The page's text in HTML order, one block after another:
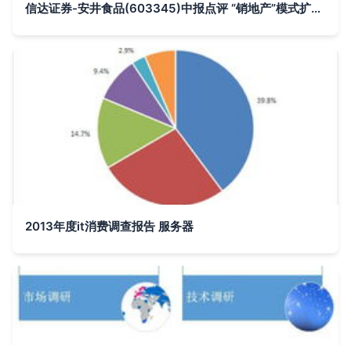
信达证券-安井食品(603345)中报点评 “销地产”模式扩张，抓住弱势市场的增长机遇
2013年度it消费调查报告 服务器